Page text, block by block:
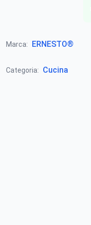
Marca: ERNESTO®
Categoria: Cucina